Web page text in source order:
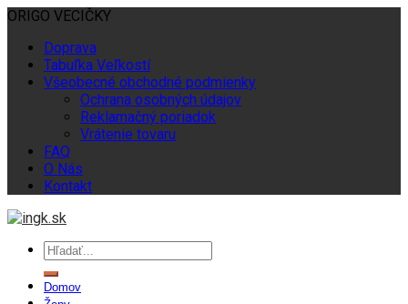
ORIGO VECIČKY
Doprava
Tabuľka Veľkostí
Všeobecné obchodné podmienky
Ochrana osobných údajov
Reklamačný poriadok
Vrátenie tovaru
FAQ
O Nás
Kontakt
Domov